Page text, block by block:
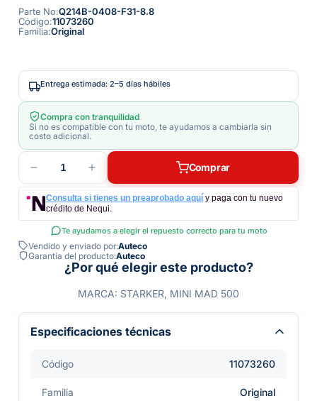
Parte No:Q214B-0408-F31-8.8
Código:11073260
Familia:Original
Entrega estimada: 2–5 días hábiles
Compra con tranquilidad
Si no es compatible con tu moto, te ayudamos a cambiarla sin
costo adicional.
1 Comprar
Consulta si tienes un preaprobado aquí y paga con tu nuevo
crédito de Nequi.
Te ayudamos a elegir el repuesto correcto para tu moto
Vendido y enviado por:Auteco
Garantía del producto:Auteco
¿Por qué elegir este producto?
MARCA: STARKER, MINI MAD 500
Especificaciones técnicas
Código 11073260
Familia Original